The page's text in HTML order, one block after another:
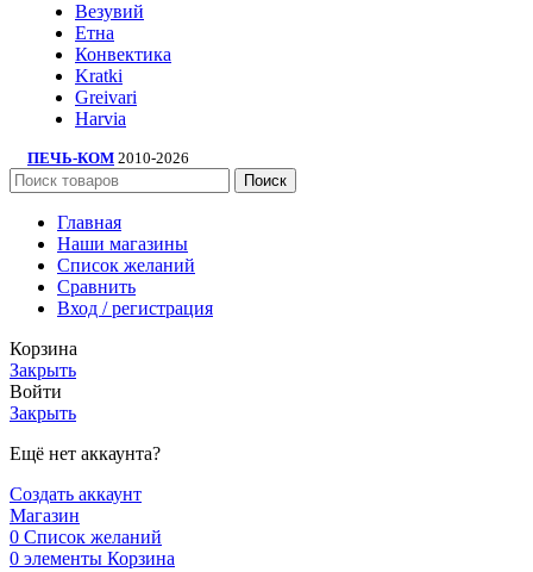
Везувий
Етна
Конвектика
Kratki
Greivari
Harvia
ПЕЧЬ-КОМ 2010-2026
Поиск
Главная
Наши магазины
Список желаний
Сравнить
Вход / регистрация
Корзина
Закрыть
Войти
Закрыть
Ещё нет аккаунта?
Создать аккаунт
Магазин
0 Список желаний
0 элементы Корзина